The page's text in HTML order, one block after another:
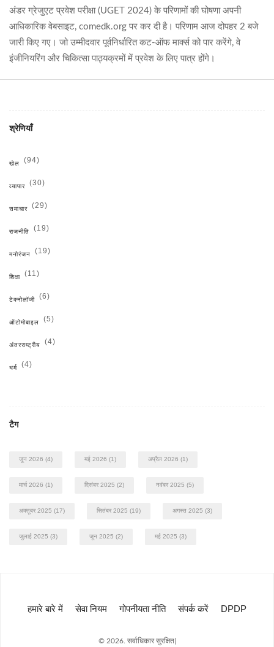
अंडर ग्रेजुएट प्रवेश परीक्षा (UGET 2024) के परिणामों की घोषणा अपनी
आधिकारिक वेबसाइट, comedk.org पर कर दी है। परिणाम आज दोपहर 2 बजे
जारी किए गए। जो उम्मीदवार पूर्वनिर्धारित कट-ऑफ मार्क्स को पार करेंगे, वे
इंजीनियरिंग और चिकित्सा पाठ्यक्रमों में प्रवेश के लिए पात्र होंगे।
श्रेणियाँ
खेल (94)
व्यापार (30)
समाचार (29)
राजनीति (19)
मनोरंजन (19)
शिक्षा (11)
टेक्नोलॉजी (6)
ऑटोमोबाइल (5)
अंतरराष्ट्रीय (4)
धर्म (4)
टैग
जून 2026 (4) मई 2026 (1) अप्रैल 2026 (1)
मार्च 2026 (1) दिसंबर 2025 (2) नवंबर 2025 (5)
अक्तूबर 2025 (17) सितंबर 2025 (19) अगस्त 2025 (3)
जुलाई 2025 (3) जून 2025 (2) मई 2025 (3)
हमारे बारे में सेवा नियम गोपनीयता नीति संपर्क करें DPDP
© 2026. सर्वाधिकार सुरक्षित|